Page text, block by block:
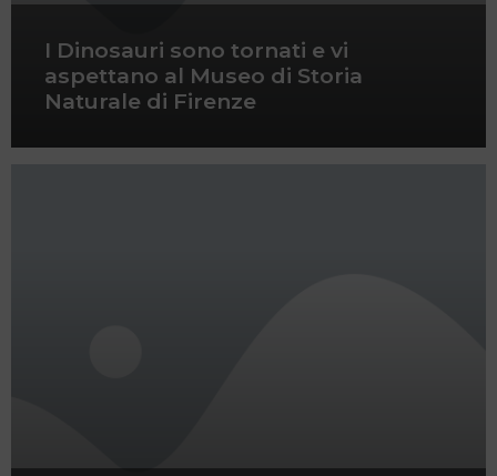
I Dinosauri sono tornati e vi
aspettano al Museo di Storia
Naturale di Firenze